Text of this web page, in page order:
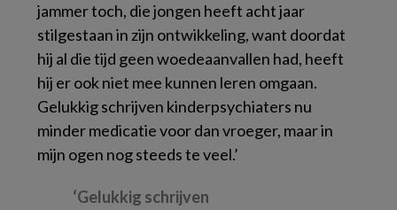
jammer toch, die jongen heeft acht jaar
stilgestaan in zijn ontwikkeling, want doordat
hij al die tijd geen woedeaanvallen had, heeft
hij er ook niet mee kunnen leren omgaan.
Gelukkig schrijven kinderpsychiaters nu
minder medicatie voor dan vroeger, maar in
mijn ogen nog steeds te veel.’
‘Gelukkig schrijven